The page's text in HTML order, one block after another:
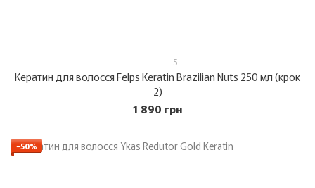
5
Кератин для волосся Felps Keratin Brazilian Nuts 250 мл (крок
2)
1 890 грн
−50%